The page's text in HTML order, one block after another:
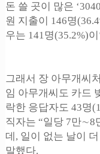
돈 쓸 곳이 많은
원 지출이 146명
우는 141명(35.2%)
그래서 장 아무개씨
임 아무개씨도 카드
락한 응답자도 43명
직자는 “일당 7만∼8
데, 일이 없는 날이
말했다.